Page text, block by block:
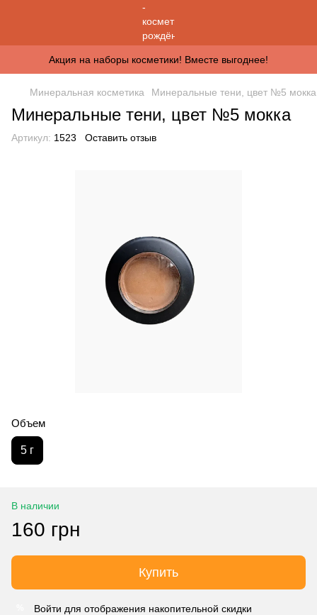
Акция на наборы косметики! Вместе выгоднее!
Минеральная косметика Минеральные тени, цвет №5 мокка
Минеральные тени, цвет №5 мокка
Артикул: 1523 Оставить отзыв
Объем
5 г
В наличии
160 грн
Купить
Войти для отображения накопительной скидки